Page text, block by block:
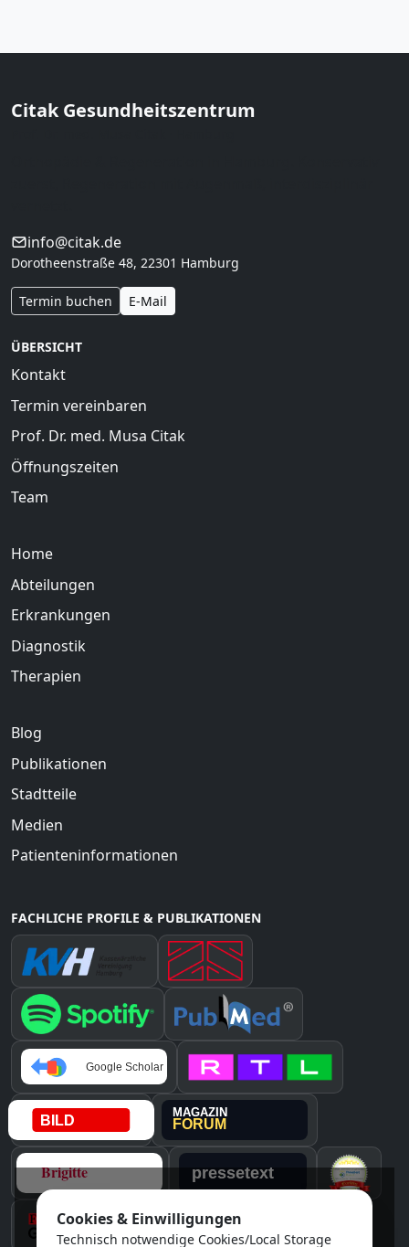
Citak Gesundheitszentrum
info@citak.de
Dorotheenstraße 48, 22301 Hamburg
Termin buchen E-Mail
ÜBERSICHT
Kontakt
Termin vereinbaren
Prof. Dr. med. Musa Citak
Öffnungszeiten
Team
Home
Abteilungen
Erkrankungen
Diagnostik
Therapien
Blog
Publikationen
Stadtteile
Medien
Patienteninformationen
FACHLICHE PROFILE & PUBLIKATIONEN
Instagram
Cookies & Einwilligungen
Technisch notwendige Cookies/Local Storage